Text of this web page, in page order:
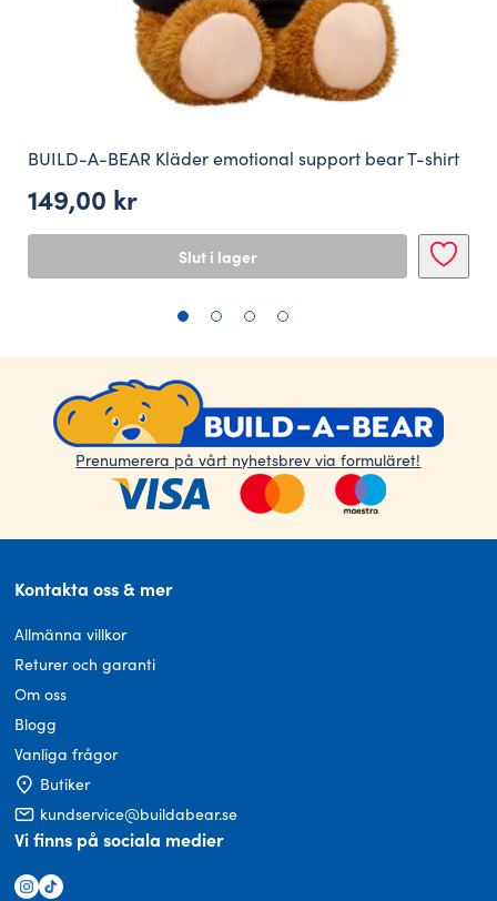
BUILD-A-BEAR Kläder emotional support bear T-shirt
149,00 kr
Slut i lager
Prenumerera på vårt nyhetsbrev via formuläret!
Kontakta oss & mer
Allmänna villkor
Returer och garanti
Om oss
Blogg
Vanliga frågor
Butiker
kundservice@buildabear.se
Vi finns på sociala medier